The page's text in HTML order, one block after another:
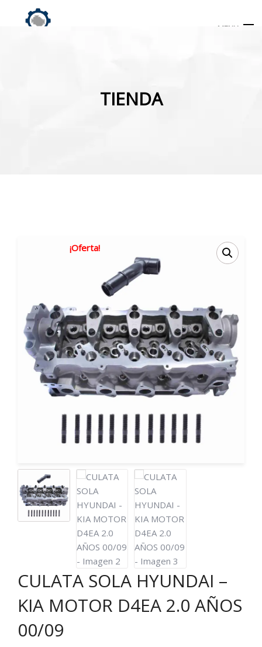
MENU
TIENDA
¡Oferta!
CULATA SOLA HYUNDAI –
KIA MOTOR D4EA 2.0 AÑOS
00/09